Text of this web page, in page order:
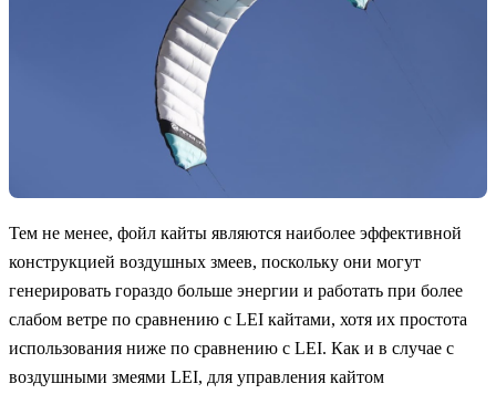
Тем не менее, фойл кайты являются наиболее эффективной
конструкцией воздушных змеев, поскольку они могут
генерировать гораздо больше энергии и работать при более
слабом ветре по сравнению с LEI кайтами, хотя их простота
использования ниже по сравнению с LEI. Как и в случае с
воздушными змеями LEI, для управления кайтом